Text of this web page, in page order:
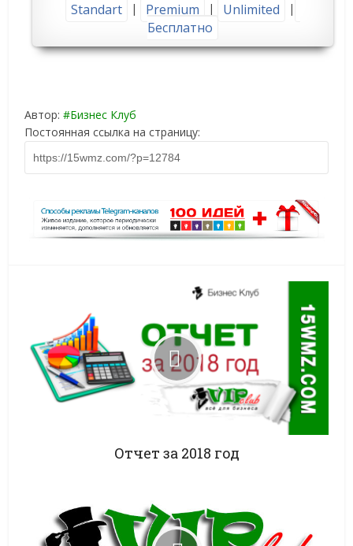
Standart | Premium | Unlimited |
Бесплатно
Автор: Бизнес Клуб
Постоянная ссылка на страницу:
Отчет за 2018 год